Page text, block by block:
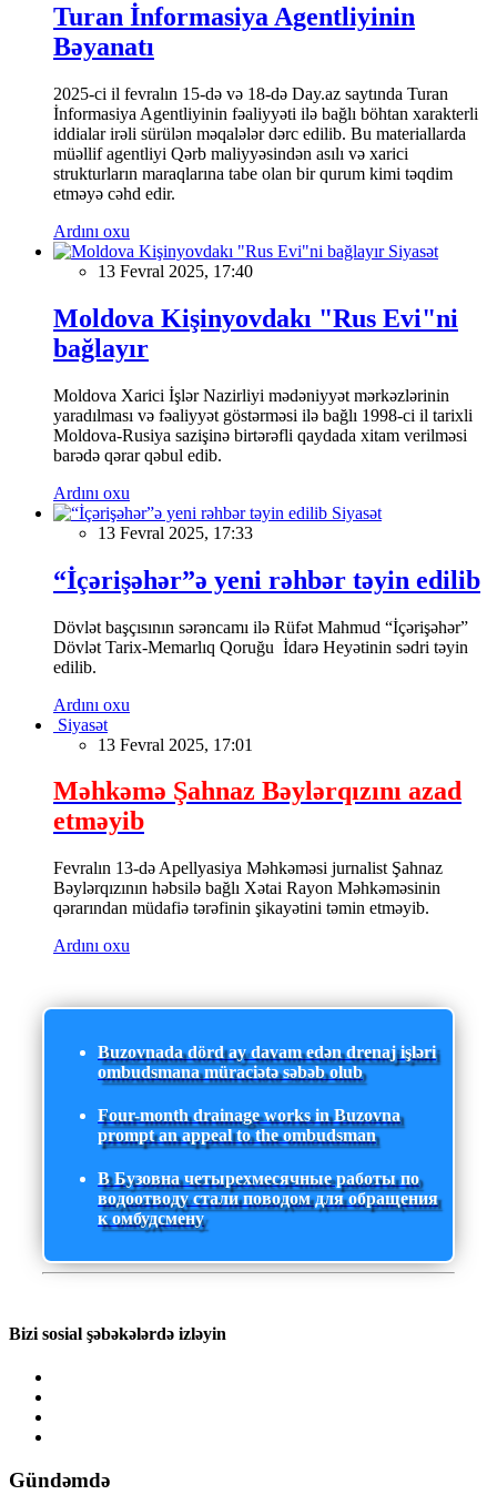
Turan İnformasiya Agentliyinin
Bəyanatı
2025-ci il fevralın 15-də və 18-də Day.az saytında Turan
İnformasiya Agentliyinin fəaliyyəti ilə bağlı böhtan xarakterli
iddialar irəli sürülən məqalələr dərc edilib. Bu materiallarda
müəllif agentliyi Qərb maliyyəsindən asılı və xarici
strukturların maraqlarına tabe olan bir qurum kimi təqdim
etməyə cəhd edir.
Ardını oxu
Siyasət
13 Fevral 2025, 17:40
Moldova Kişinyovdakı "Rus Evi"ni
bağlayır
Moldova Xarici İşlər Nazirliyi mədəniyyət mərkəzlərinin
yaradılması və fəaliyyət göstərməsi ilə bağlı 1998-ci il tarixli
Moldova-Rusiya sazişinə birtərəfli qaydada xitam verilməsi
barədə qərar qəbul edib.
Ardını oxu
Siyasət
13 Fevral 2025, 17:33
“İçərişəhər”ə yeni rəhbər təyin edilib
Dövlət başçısının sərəncamı ilə Rüfət Mahmud “İçərişəhər”
Dövlət Tarix-Memarlıq Qoruğu İdarə Heyətinin sədri təyin
edilib.
Ardını oxu
Siyasət
13 Fevral 2025, 17:01
Məhkəmə Şahnaz Bəylərqızını azad
etməyib
Fevralın 13-də Apellyasiya Məhkəməsi jurnalist Şahnaz
Bəylərqızının həbsilə bağlı Xətai Rayon Məhkəməsinin
qərarından müdafiə tərəfinin şikayətini təmin etməyib.
Ardını oxu
Buzovnada dörd ay davam edən drenaj işləri
ombudsmana müraciətə səbəb olub
Four-month drainage works in Buzovna
prompt an appeal to the ombudsman
В Бузовна четырехмесячные работы по
водоотводу стали поводом для обращения
к омбудсмену
Bizi sosial şəbəkələrdə izləyin
Gündəmdə